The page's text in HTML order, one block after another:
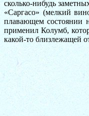
сколько-нибудь
«Саргасо» (мелкий
плавающем состоянии
применил Колумб,
какой-то близлежащей